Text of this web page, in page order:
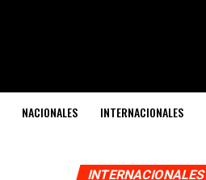
NACIONALES INTERNACIONALES
INTERNACIONALES